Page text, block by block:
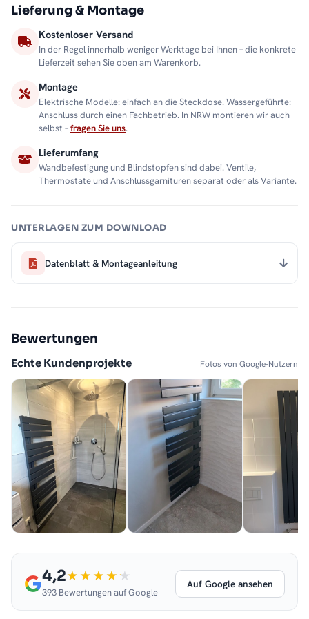
Lieferung & Montage
Kostenloser Versand
In der Regel innerhalb weniger Werktage bei Ihnen – die konkrete
Lieferzeit sehen Sie oben am Warenkorb.
Montage
Elektrische Modelle: einfach an die Steckdose. Wassergeführte:
Anschluss durch einen Fachbetrieb. In NRW montieren wir auch
selbst –fragen Sie uns.
Lieferumfang
Wandbefestigung und Blindstopfen sind dabei. Ventile,
Thermostate und Anschlussgarnituren separat oder als Variante.
UNTERLAGEN ZUM DOWNLOAD
Datenblatt & Montageanleitung
Bewertungen
Echte Kundenprojekte Fotos von Google-Nutzern
4,2
393 Bewertungen auf Google
Auf Google ansehen